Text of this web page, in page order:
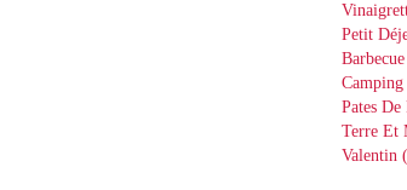
Petit
Barbecue
Camping
Pates
Terre Et
Valentin